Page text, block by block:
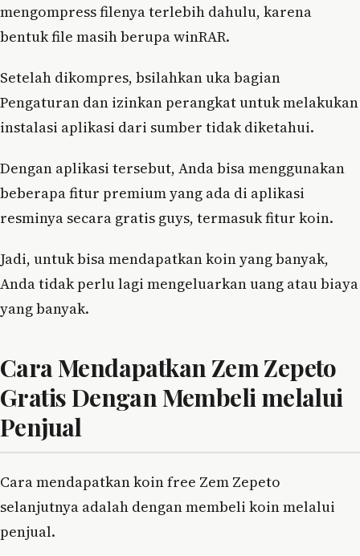
mengompress filenya terlebih dahulu, karena
bentuk file masih berupa winRAR.
Setelah dikompres, bsilahkan uka bagian
Pengaturan dan izinkan perangkat untuk melakukan
instalasi aplikasi dari sumber tidak diketahui.
Dengan aplikasi tersebut, Anda bisa menggunakan
beberapa fitur premium yang ada di aplikasi
resminya secara gratis guys, termasuk fitur koin.
Jadi, untuk bisa mendapatkan koin yang banyak,
Anda tidak perlu lagi mengeluarkan uang atau biaya
yang banyak.
Cara Mendapatkan Zem Zepeto
Gratis Dengan Membeli melalui
Penjual
Cara mendapatkan koin free Zem Zepeto
selanjutnya adalah dengan membeli koin melalui
penjual.